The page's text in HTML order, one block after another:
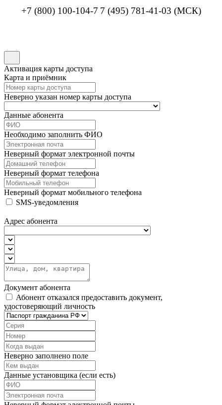
+7 (800) 100-104-7 7 (495) 781-41-03 (МСК)
Активация карты доступа
Карта и приёмник
Неверно указан номер карты доступа
Данные абонента
Необходимо заполнить ФИО
Неверный формат электронной почты
Неверный формат телефона
Неверный формат мобильного телефона
SMS-уведомления
Адрес абонента
Документ абонента
Абонент отказался предоставить документ,
удостоверяющий личность
Неверно заполнено поле
Данные установщика (если есть)